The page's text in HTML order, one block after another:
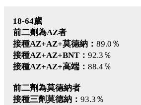
18-64歲
前二劑為AZ者
接種AZ+AZ+莫德納： 89.0％
接種AZ+AZ+BNT： 92.3％
接種AZ+AZ+高端： 88.4％
前二劑為莫德納者
接種三劑莫德納： 93.3％